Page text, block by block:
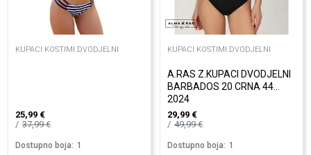
KUPACI KOSTIMI DVODJELNI
25,99 €
37,99€
Dostupno boja: 1
KUPACI KOSTIMI DVODJELNI
A.RAS Z.KUPACI DVODJELNI
BARBADOS 20 CRNA 44
2024
29,99 €
49,99€
Dostupno boja: 1